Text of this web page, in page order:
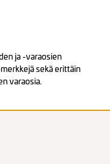
ja -varaosien
sekä erittäin
varaosia.